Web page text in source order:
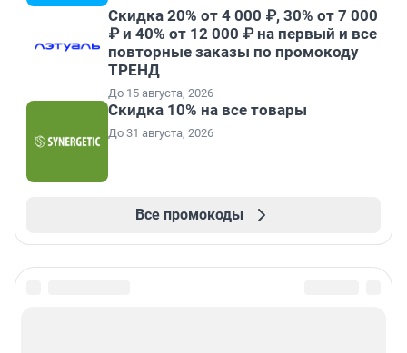
Скидка 20% от 4 000 ₽, 30% от 7 000
₽ и 40% от 12 000 ₽ на первый и все
повторные заказы по промокоду
ТРЕНД
До 15 августа, 2026
Скидка 10% на все товары
До 31 августа, 2026
Все промокоды